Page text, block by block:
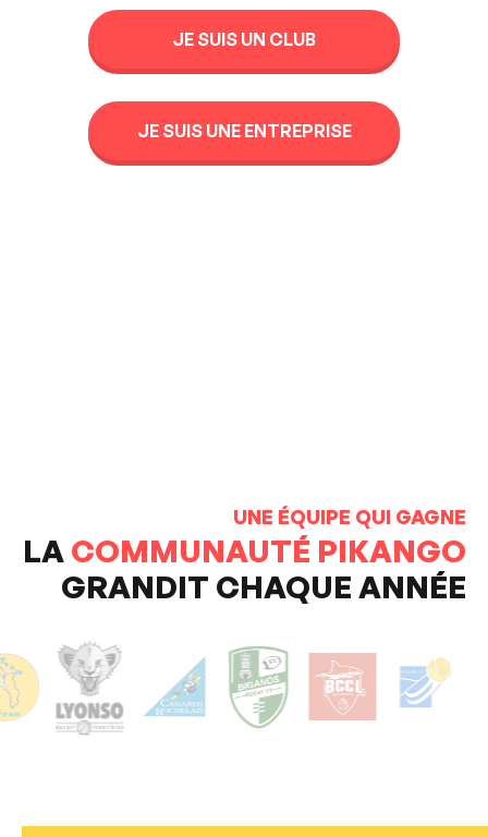
JE SUIS UN CLUB
JE SUIS UNE ENTREPRISE
UNE ÉQUIPE QUI GAGNE
LA COMMUNAUTÉ PIKANGO
GRANDIT CHAQUE ANNÉE